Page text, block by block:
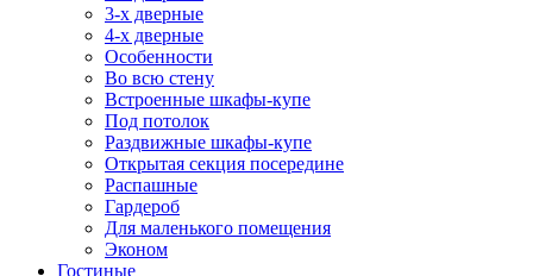
3-х дверные
4-х дверные
Особенности
Во всю стену
Встроенные шкафы-купе
Под потолок
Раздвижные шкафы-купе
Открытая секция посередине
Распашные
Гардероб
Для маленького помещения
Эконом
Гостиные